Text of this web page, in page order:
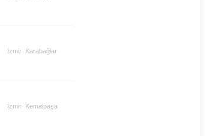
İzmir Karabağlar
İzmir Kemalpaşa